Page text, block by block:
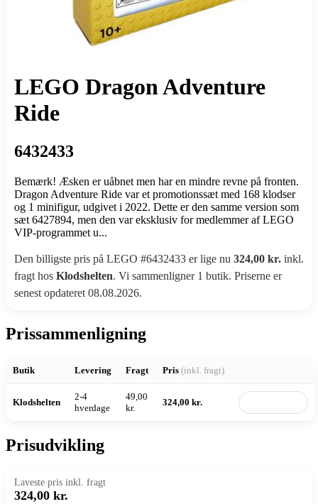
LEGO Dragon Adventure
Ride
6432433
Bemærk! Æsken er uåbnet men har en mindre revne på fronten.
Dragon Adventure Ride var et promotionssæt med 168 klodser
og 1 minifigur, udgivet i 2022. Dette er den samme version som
sæt 6427894, men den var eksklusiv for medlemmer af LEGO
VIP-programmet u...
Den billigste pris på LEGO #6432433 er lige nu 324,00 kr. inkl.
fragt hos Klodshelten. Vi sammenligner 1 butik. Priserne er
senest opdateret 08.08.2026.
Prissammenligning
Butik Levering Fragt Pris (inkl. fragt)
Klodshelten
2-4
hverdage
49,00
kr.
324,00 kr.
Prisudvikling
Laveste pris inkl. fragt
324,00 kr.